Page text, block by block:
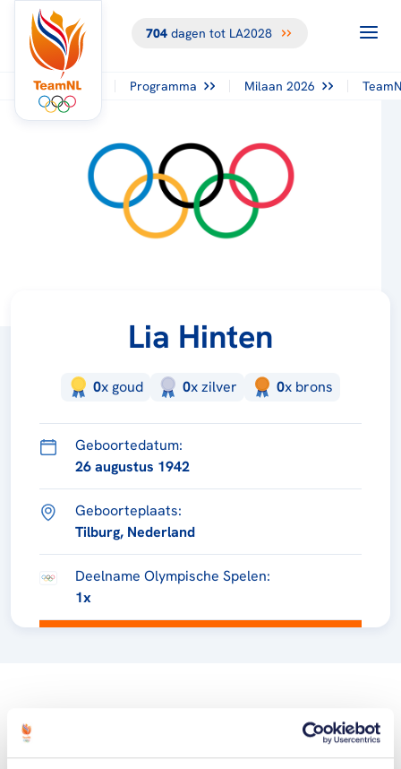
704dagen tot LA2028
Programma Milaan 2026
Lia Hinten
0x goud 0xzilver 0x brons
Geboortedatum:
26 augustus 1942
Geboorteplaats:
Tilburg, Nederland
Deelname Olympische Spelen:
1x